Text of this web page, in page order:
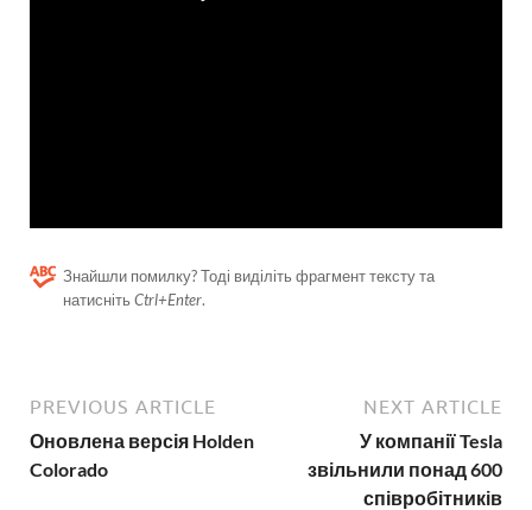
Знайшли помилку? Тоді виділіть фрагмент тексту та
натисніть Ctrl+Enter.
PREVIOUS ARTICLE
Оновлена версія Holden
Colorado
NEXT ARTICLE
У компанії Tesla
звільнили понад 600
співробітників